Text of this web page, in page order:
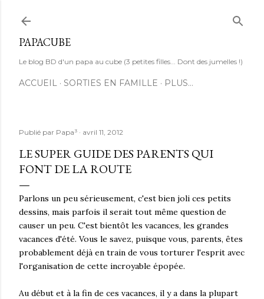
PAPACUBE
Le blog BD d'un papa au cube (3 petites filles... Dont des jumelles !)
ACCUEIL SORTIES EN FAMILLE PLUS…
Publié par Papa³ avril 11, 2012
LE SUPER GUIDE DES PARENTS QUI
FONT DE LA ROUTE
Parlons un peu sérieusement, c'est bien joli ces petits
dessins, mais parfois il serait tout même question de
causer un peu. C'est bientôt les vacances, les grandes
vacances d'été. Vous le savez, puisque vous, parents, êtes
probablement déjà en train de vous torturer l'esprit avec
l'organisation de cette incroyable épopée.
Au début et à la fin de ces vacances, il y a dans la plupart